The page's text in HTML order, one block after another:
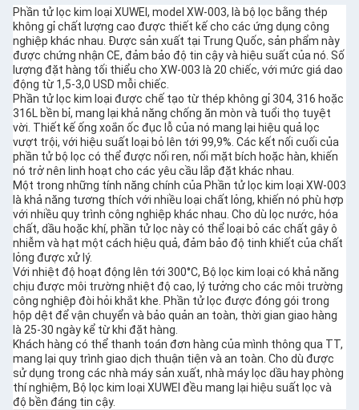
Phần tử lọc kim loại XUWEI, model XW-003, là bộ lọc bằng thép
không gỉ chất lượng cao được thiết kế cho các ứng dụng công
nghiệp khác nhau. Được sản xuất tại Trung Quốc, sản phẩm này
được chứng nhận CE, đảm bảo độ tin cậy và hiệu suất của nó. Số
lượng đặt hàng tối thiểu cho XW-003 là 20 chiếc, với mức giá dao
động từ 1,5-3,0 USD mỗi chiếc.
Phần tử lọc kim loại được chế tạo từ thép không gỉ 304, 316 hoặc
316L bền bỉ, mang lại khả năng chống ăn mòn và tuổi thọ tuyệt
vời. Thiết kế ống xoắn ốc đục lỗ của nó mang lại hiệu quả lọc
vượt trội, với hiệu suất loại bỏ lên tới 99,9%. Các kết nối cuối của
phần tử bộ lọc có thể được nối ren, nối mặt bích hoặc hàn, khiến
nó trở nên linh hoạt cho các yêu cầu lắp đặt khác nhau.
Một trong những tính năng chính của Phần tử lọc kim loại XW-003
là khả năng tương thích với nhiều loại chất lỏng, khiến nó phù hợp
với nhiều quy trình công nghiệp khác nhau. Cho dù lọc nước, hóa
chất, dầu hoặc khí, phần tử lọc này có thể loại bỏ các chất gây ô
nhiễm và hạt một cách hiệu quả, đảm bảo độ tinh khiết của chất
lỏng được xử lý.
Với nhiệt độ hoạt động lên tới 300°C, Bộ lọc kim loại có khả năng
chịu được môi trường nhiệt độ cao, lý tưởng cho các môi trường
công nghiệp đòi hỏi khắt khe. Phần tử lọc được đóng gói trong
hộp dệt để vận chuyển và bảo quản an toàn, thời gian giao hàng
là 25-30 ngày kể từ khi đặt hàng.
Khách hàng có thể thanh toán đơn hàng của mình thông qua TT,
mang lại quy trình giao dịch thuận tiện và an toàn. Cho dù được
sử dụng trong các nhà máy sản xuất, nhà máy lọc dầu hay phòng
thí nghiệm, Bộ lọc kim loại XUWEI đều mang lại hiệu suất lọc và
độ bền đáng tin cậy.